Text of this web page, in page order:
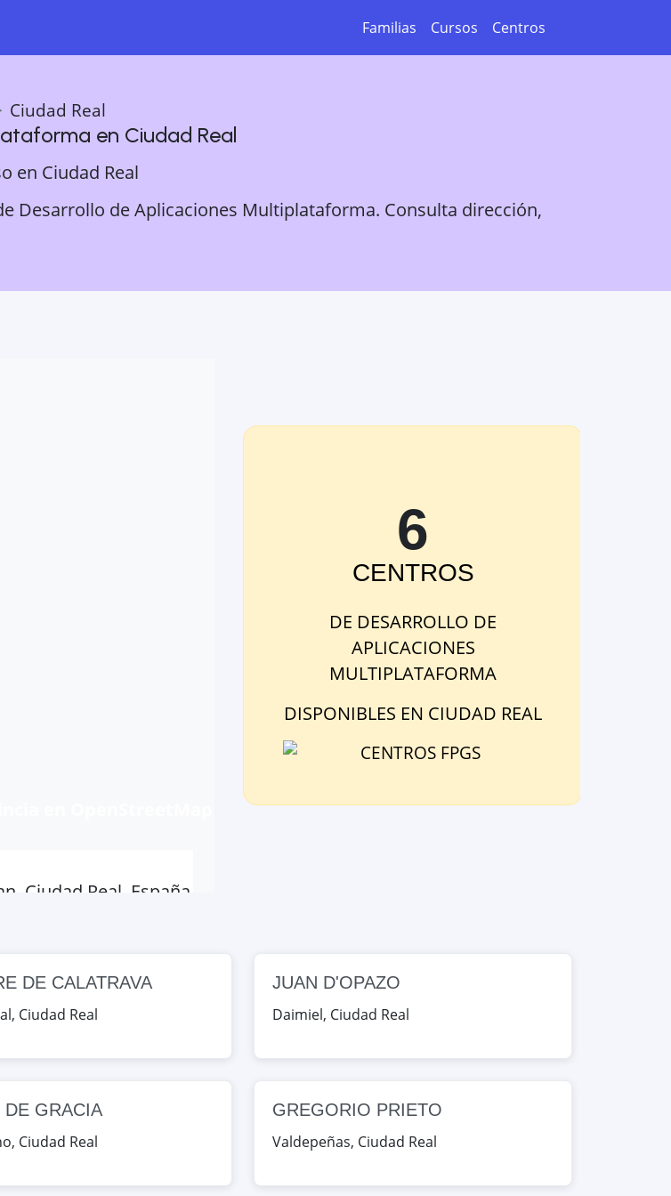
Familias Cursos Centros
Ciudad Real
en Ciudad Real
en Ciudad Real
Desarrollo de Aplicaciones Multiplataforma. Consulta dirección,
Ciudad Real, España
6
CENTROS
DE DESARROLLO DE
APLICACIONES
MULTIPLATAFORMA
DISPONIBLES EN CIUDAD REAL
DE CALATRAVA
, Ciudad Real
JUAN D'OPAZO
Daimiel, Ciudad Real
DE GRACIA
, Ciudad Real
GREGORIO PRIETO
Valdepeñas, Ciudad Real